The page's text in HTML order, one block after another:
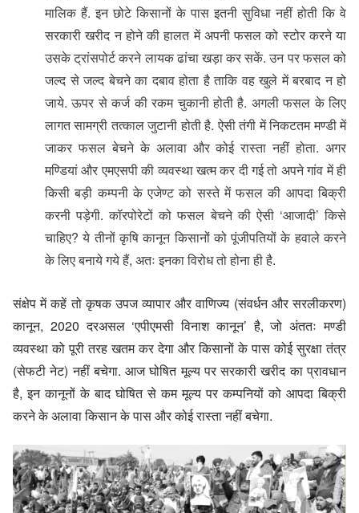
मालिक हैं. इन छोटे किसानों के पास इतनी सुविधा नहीं होती कि वे
सरकारी खरीद न होने की हालत में अपनी फसल को स्टोर करने या
उसके ट्रांसपोर्ट करने लायक ढांचा खड़ा कर सकें. उन पर फसल को
जल्द से जल्द बेचने का दबाव होता है ताकि वह खुले में बरबाद न हो
जाये. ऊपर से कर्ज की रकम चुकानी होती है. अगली फसल के लिए
लागत सामग्री तत्काल जुटानी होती है. ऐसी तंगी में निकटतम मण्डी में
जाकर फसल बेचने के अलावा और कोई रास्ता नहीं होता. अगर
मण्डियां और एमएसपी की व्यवस्था खत्म कर दी गई तो अपने गांव में ही
किसी बड़ी कम्पनी के एजेण्ट को सस्ते में फसल की आपदा बिक्री
करनी पड़ेगी. कॉरपोरेटों को फसल बेचने की ऐसी ‘आजादी’ किसे
चाहिए? ये तीनों कृषि कानून किसानों को पूंजीपतियों के हवाले करने
के लिए बनाये गये हैं, अतः इनका विरोध तो होना ही है.
संक्षेप में कहें तो कृषक उपज व्यापार और वाणिज्य (संवर्धन और सरलीकरण)
कानून, 2020 दरअसल ‘एपीएमसी विनाश कानून’ है, जो अंततः मण्डी
व्यवस्था को पूरी तरह खतम कर देगा और किसानों के पास कोई सुरक्षा तंत्र
(सेफटी नेट) नहीं बचेगा. आज घोषित मूल्य पर सरकारी खरीद का प्रावधान
है, इन कानूनों के बाद घोषित से कम मूल्य पर कम्पनियों को आपदा बिक्री
करने के अलावा किसान के पास और कोई रास्ता नहीं बचेगा.